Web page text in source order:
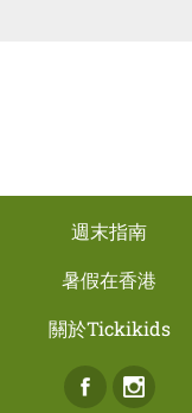
週末指南
暑假在香港
關於Tickikids
Facebook